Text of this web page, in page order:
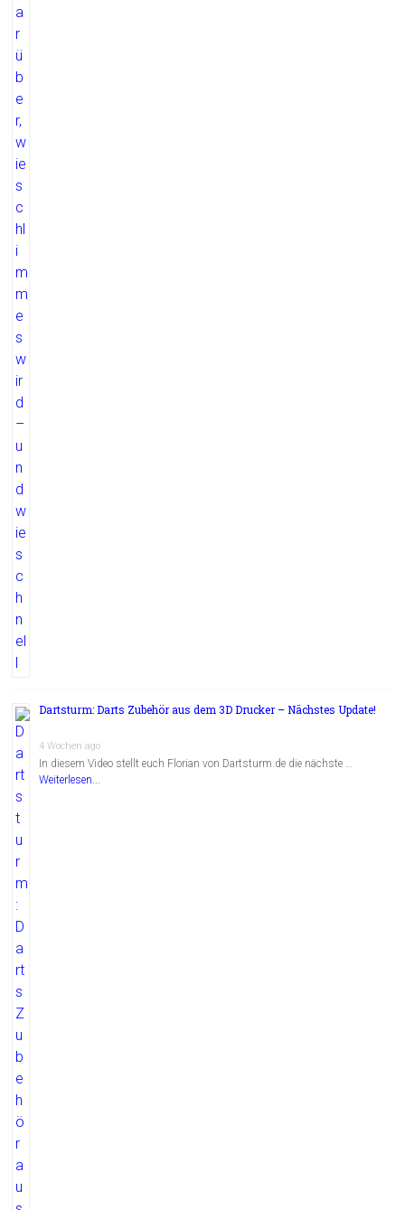
Dartsturm: Darts Zubehör aus dem 3D Drucker – Nächstes Update!
4 Wochen ago
In diesem Video stellt euch Florian von Dartsturm.de die nächste …
Weiterlesen...